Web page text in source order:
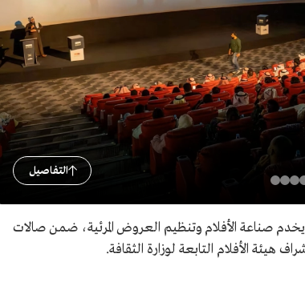
التفاصيل
يخدم صناعة الأفلام وتنظيم العروض المرئية، ضمن صالات
الأفلام التابعة لوزارة الثقافة.